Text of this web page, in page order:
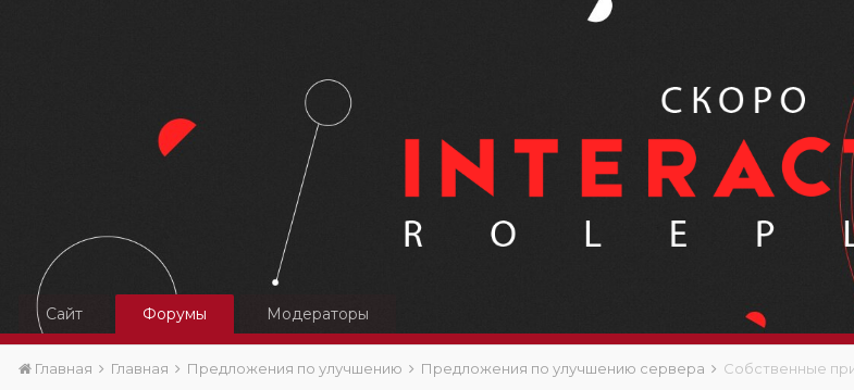
Сайт Форумы Модераторы
Главная Главная Предложения по улучшению Предложения по улучшению сервера Собственные